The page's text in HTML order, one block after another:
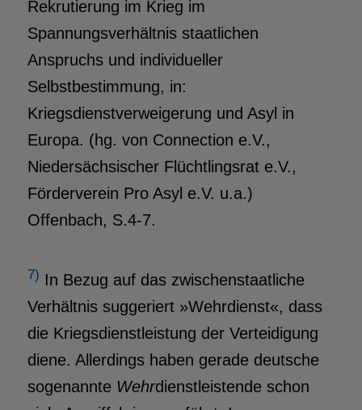
Rekrutierung im Krieg im
Spannungsverhältnis staatlichen
Anspruchs und individueller
Selbstbestimmung, in:
Kriegsdienstverweigerung und Asyl in
Europa. (hg. von Connection e.V.,
Niedersächsischer Flüchtlingsrat e.V.,
Förderverein Pro Asyl e.V. u.a.)
Offenbach, S.4-7.
7) In Bezug auf das zwischenstaatliche
Verhältnis suggeriert »Wehrdienst«, dass
die Kriegsdienstleistung der Verteidigung
diene. Allerdings haben gerade deutsche
sogenannte Wehrdienstleistende schon